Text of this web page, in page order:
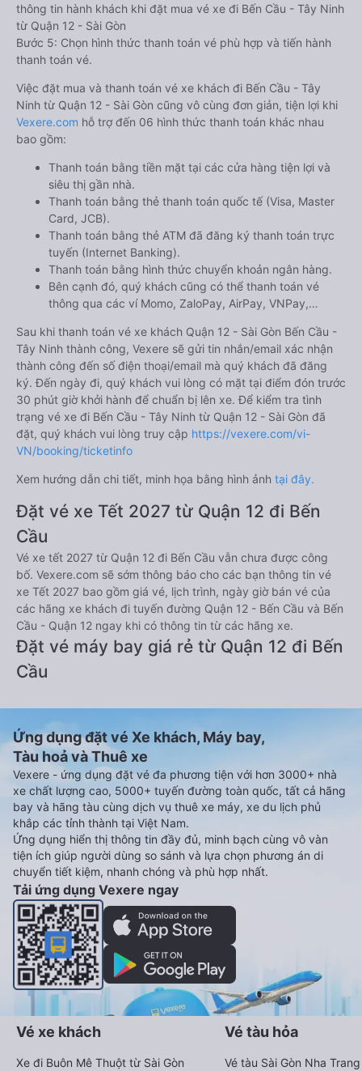
thông tin hành khách khi đặt mua vé xe đi Bến Cầu - Tây Ninh
từ Quận 12 - Sài Gòn
Bước 5: Chọn hình thức thanh toán vé phù hợp và tiến hành
thanh toán vé.
Việc đặt mua và thanh toán vé xe khách đi Bến Cầu - Tây
Ninh từ Quận 12 - Sài Gòn cũng vô cùng đơn giản, tiện lợi khi
Vexere.com hỗ trợ đến 06 hình thức thanh toán khác nhau
bao gồm:
Thanh toán bằng tiền mặt tại các cửa hàng tiện lợi và
siêu thị gần nhà.
Thanh toán bằng thẻ thanh toán quốc tế (Visa, Master
Card, JCB).
Thanh toán bằng thẻ ATM đã đăng ký thanh toán trực
tuyến (Internet Banking).
Thanh toán bằng hình thức chuyển khoản ngân hàng.
Bên cạnh đó, quý khách cũng có thể thanh toán vé
thông qua các ví Momo, ZaloPay, AirPay, VNPay,…
Sau khi thanh toán vé xe khách Quận 12 - Sài Gòn Bến Cầu -
Tây Ninh thành công, Vexere sẽ gửi tin nhắn/email xác nhận
thành công đến số điện thoại/email mà quý khách đã đăng
ký. Đến ngày đi, quý khách vui lòng có mặt tại điểm đón trước
30 phút giờ khởi hành để chuẩn bị lên xe. Để kiểm tra tình
trạng vé xe đi Bến Cầu - Tây Ninh từ Quận 12 - Sài Gòn đã
đặt, quý khách vui lòng truy cập https://vexere.com/vi-
VN/booking/ticketinfo
Xem hướng dẫn chi tiết, minh họa bằng hình ảnh tại đây.
Đặt vé xe Tết 2027 từ Quận 12 đi Bến
Cầu
Vé xe tết 2027 từ Quận 12 đi Bến Cầu vẫn chưa được công
bố. Vexere.com sẽ sớm thông báo cho các bạn thông tin vé
xe Tết 2027 bao gồm giá vé, lịch trình, ngày giờ bán vé của
các hãng xe khách đi tuyến đường Quận 12 - Bến Cầu và Bến
Cầu - Quận 12 ngay khi có thông tin từ các hãng xe.
Đặt vé máy bay giá rẻ từ Quận 12 đi Bến
Cầu
Ứng dụng đặt vé Xe khách, Máy bay,
Tàu hoả và Thuê xe
Vexere - ứng dụng đặt vé đa phương tiện với hơn 3000+ nhà
xe chất lượng cao, 5000+ tuyến đường toàn quốc, tất cả hãng
bay và hãng tàu cùng dịch vụ thuê xe máy, xe du lịch phủ
khắp các tỉnh thành tại Việt Nam.
Ứng dụng hiển thị thông tin đầy đủ, minh bạch cùng vô vàn
tiện ích giúp người dùng so sánh và lựa chọn phương án di
chuyển tiết kiệm, nhanh chóng và phù hợp nhất.
Tải ứng dụng Vexere ngay
Vé xe khách
Xe đi Buôn Mê Thuột từ Sài Gòn
Vé tàu hỏa
Vé tàu Sài Gòn Nha Trang